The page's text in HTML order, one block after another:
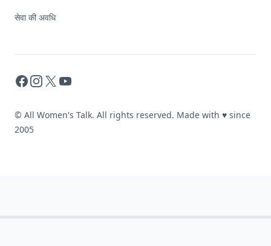
सेवा की अवधि
Facebook
Instagram
X YouTube
© All Women's Talk. All rights reserved. Made with ♥ since
2005